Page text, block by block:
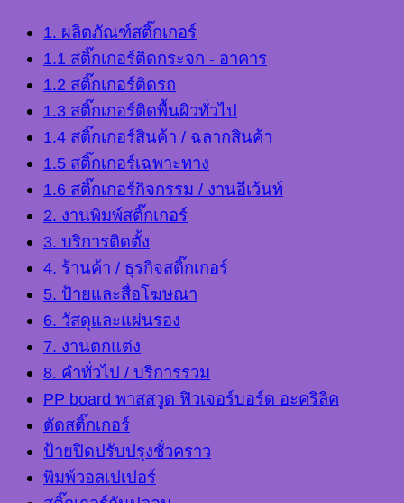
1. ผลิตภัณฑ์สติ๊กเกอร์
1.1 สติ๊กเกอร์ติดกระจก - อาคาร
1.2 สติ๊กเกอร์ติดรถ
1.3 สติ๊กเกอร์ติดพื้นผิวทั่วไป
1.4 สติ๊กเกอร์สินค้า / ฉลากสินค้า
1.5 สติ๊กเกอร์เฉพาะทาง
1.6 สติ๊กเกอร์กิจกรรม / งานอีเว้นท์
2. งานพิมพ์สติ๊กเกอร์
3. บริการติดตั้ง
4. ร้านค้า / ธุรกิจสติ๊กเกอร์
5. ป้ายและสื่อโฆษณา
6. วัสดุและแผ่นรอง
7. งานตกแต่ง
8. คำทั่วไป / บริการรวม
PP board พาสสวูด ฟิวเจอร์บอร์ด อะคริลิค
ตัดสติ๊กเกอร์
ป้ายปิดปรับปรุงชั่วคราว
พิมพ์วอลเปเปอร์